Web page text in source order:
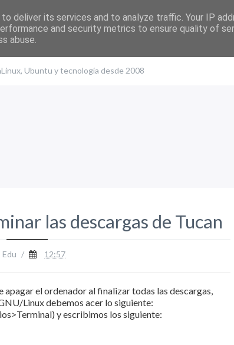
Ubuntu y tecnología desde 2008
las descargas de Tucan
Edu / 12:57
apagar el ordenador al finalizar todas las descargas,
Linux debemos acer lo siguiente:
y escribimos los siguiente:
deliver its services and to analyze traffic. Your IP
and security metrics to ensure quality of
abuse.